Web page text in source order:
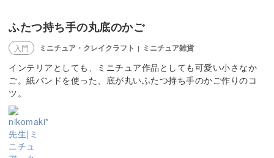
ふたつ持ち手の丸底のかご
入門 ミニチュア・クレイクラフト | ミニチュア雑貨
インテリアとしても、ミニチュア作品としても可愛い小さなか
ご。紙バンドを使った、底が丸いふたつ持ち手のかご作りのコ
ツ。